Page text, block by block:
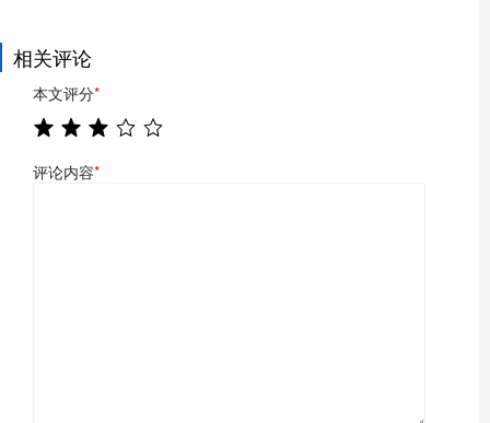
相关评论
本文评分*
评论内容*